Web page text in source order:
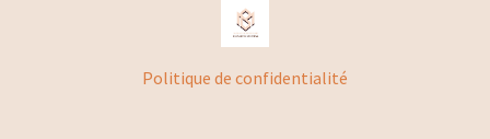
Politique de confidentialité